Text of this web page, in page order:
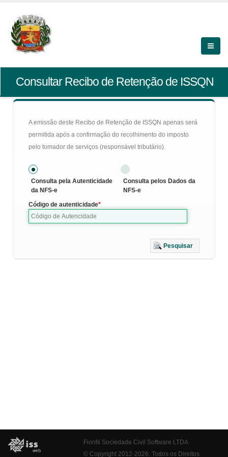
Consultar Recibo de Retenção de ISSQN
A emissão deste Recibo de Retenção de ISSQN apenas será
permitida após a confirmação do recolhimento do imposto
pelo tomador de serviços (responsável tributário).
Consulta pela Autenticidade
da NFS-e
Consulta pelos Dados da
NFS-e
Código de autenticidade
Pesquisar
Fiorilli Sociedade Civil Software LTDA
© Copyright 2012-2026. Todos os Direitos